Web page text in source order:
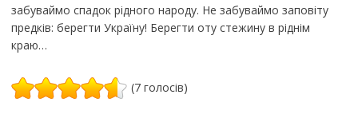
забуваймо спадок рідного народу. Не забуваймо заповіту
предків: берегти Україну! Берегти оту стежину в ріднім
краю…
(7 голосів)